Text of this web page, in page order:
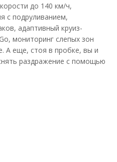
до 140 км/ч,
с подруливанием,
адаптивный круиз-
мониторинг слепых зон
А еще, стоя в пробке, вы и
раздражение с помощью